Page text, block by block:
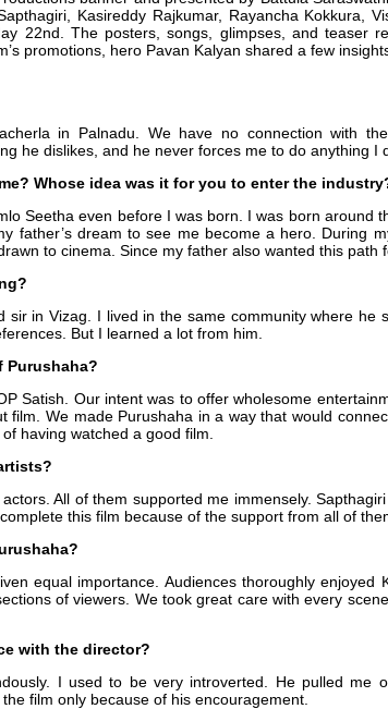
Kasireddy Rajkumar, Rayancha Kokkura,
22nd. The posters, songs, glimpses, and teaser
promotions, hero Pavan Kalyan shared a few
in Palnadu. We have no connection with
he dislikes, and he never forces me to do anything I
Whose idea was it for you to enter the
Seetha even before I was born. I was born around
father’s dream to see me become a hero. During
to cinema. Since my father also wanted this path
sir in Vizag. I lived in the same community where he
But I learned a lot from him.
Purushaha?
Satish. Our intent was to offer wholesome
film. We made Purushaha in a way that would
having watched a good film.
All of them supported me immensely.
this film because of the support from all of
equal importance. Audiences thoroughly enjoyed
of viewers. We took great care with every
with the director?
I used to be very introverted. He pulled me
film only because of his encouragement.